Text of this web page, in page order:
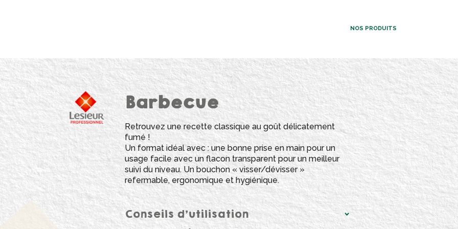
NOS PRODUITS
Barbecue
Retrouvez une recette classique au goût délicatement
fumé !
Un format idéal avec :​​ une bonne prise en main pour un
usage facile avec un flacon transparent pour un meilleur
suivi du niveau. Un bouchon « visser/dévisser »
refermable, ergonomique et hygiénique.
Conseils d’utilisation